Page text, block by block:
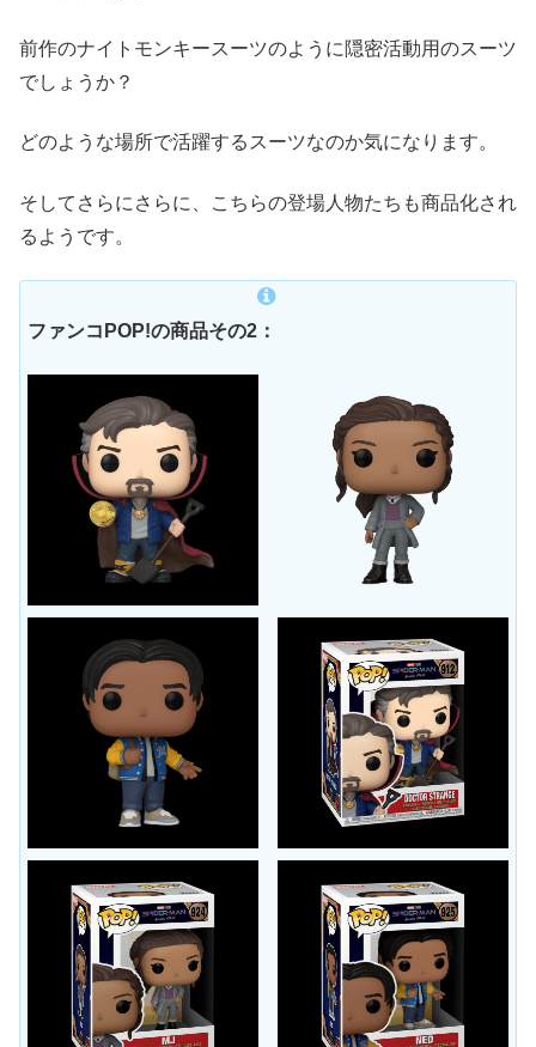
前作のナイトモンキースーツのように隠密活動用のスーツ
でしょうか？
どのような場所で活躍するスーツなのか気になります。
そしてさらにさらに、こちらの登場人物たちも商品化され
るようです。
ファンコPOP!の商品その2：